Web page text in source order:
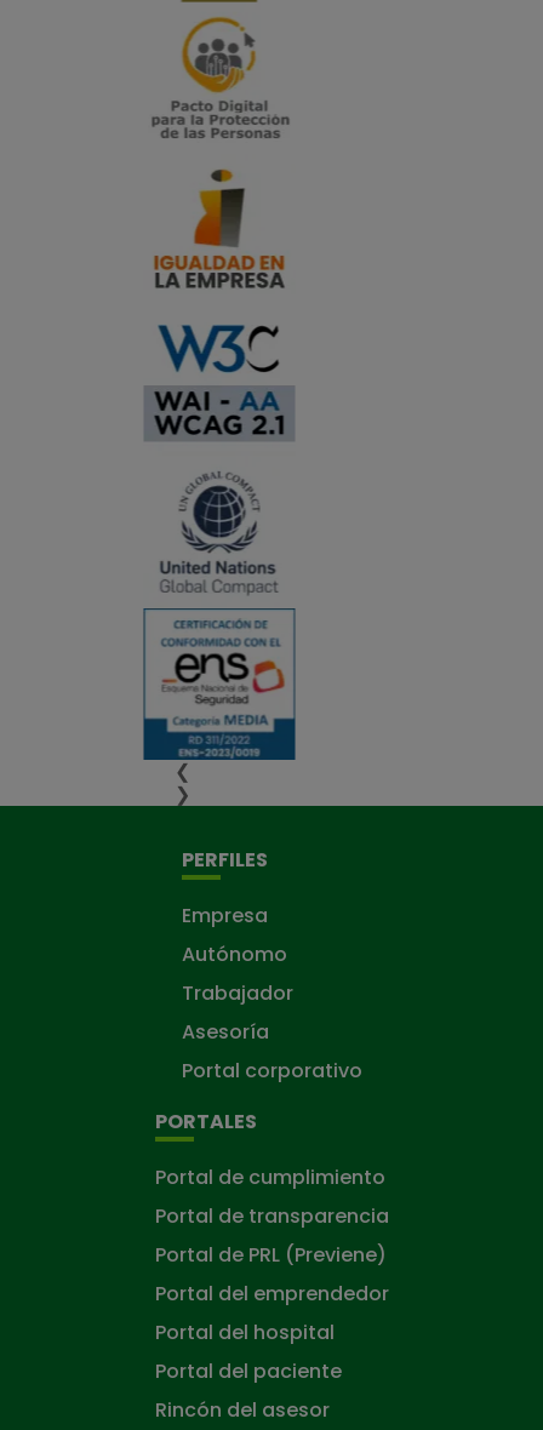
❮
❯
PERFILES
Empresa
Autónomo
Trabajador
Asesoría
Portal corporativo
PORTALES
Portal de cumplimiento
Portal de transparencia
Portal de PRL (Previene)
Portal del emprendedor
Portal del hospital
Portal del paciente
Rincón del asesor